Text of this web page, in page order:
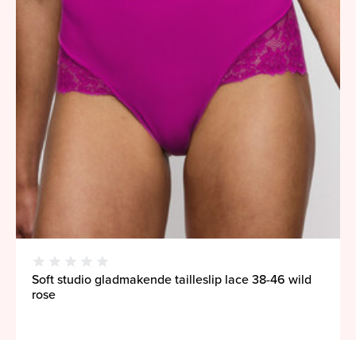
Soft studio gladmakende tailleslip lace 38-46 wild
rose